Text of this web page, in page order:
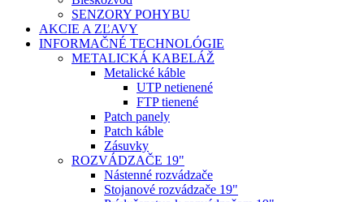
SENZORY POHYBU
AKCIE A ZĽAVY
INFORMAČNÉ TECHNOLÓGIE
METALICKÁ KABELÁŽ
Metalické káble
UTP netienené
FTP tienené
Patch panely
Patch káble
Zásuvky
ROZVÁDZAČE 19"
Nástenné rozvádzače
Stojanové rozvádzače 19"